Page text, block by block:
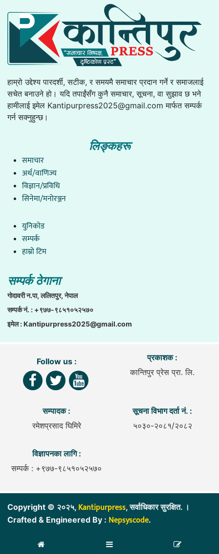
हाम्रो उद्देश्य पारदर्शी, सटीक, र समयमै समाचार प्रदान गर्ने र समाजलाई
सचेत बनाउने हो। यदि तपाईंसँग कुनै समाचार, सूचना, वा सुझाव छ भने
हामीलाई इमेल Kantipurpress2025@gmail.com मार्फत सम्पर्क
गर्न सक्नुहुन्छ।
लिङ्कहरू
समाचार
अर्थ/वाणिज्य
विज्ञान/प्रविधि
सिनेमा/मनोरञ्जन
युनिकाेड
सम्पर्क
हाम्राे टिम
सम्पर्क ठेगाना
गाेदावरी न.पा, ललितपुर, नेपाल
सम्पर्क नं. : +९७७-९८५१०५२५७०
इमेल :Kantipurpress2025@gmail.com
Follow us :
प्रकाशक :
कान्तिपुर प्रेस प्रा. लि.
सम्पादक :
रमेशप्रसाद घिमिरे
सूचना विभाग दर्ता नं. :
५०३०-२०८१/२०८२
विज्ञापनका लागि :
सम्पर्क : +९७७-९८५१०५२५७०
Copyright © २०२५, Kantipurpress, सर्वाधिकार सुरक्षित. ।
Crafted & Engineered By : Nepsyscode.